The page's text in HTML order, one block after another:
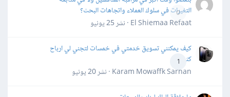
0
التغيرات في سلوك العملاء واتجاهات البحث؟
El Shiemaa Refaat · نشر
25 يونيو
1
كيف يمكنني تسويق خدمتي في خمسات لتجني لي ارباح
كثيرة
Karam Mowaffk Sarhan · نشر
20 يونيو